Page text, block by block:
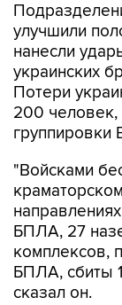
улучшили
нанесли
украинских
Потери
200 человек,
группировки
"Войсками
БПЛА, 27
комплексов,
БПЛА, сбиты
сказал он.